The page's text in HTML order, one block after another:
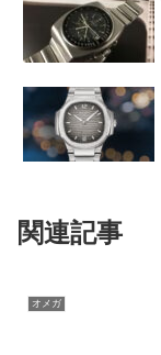
関連記事
オメガ